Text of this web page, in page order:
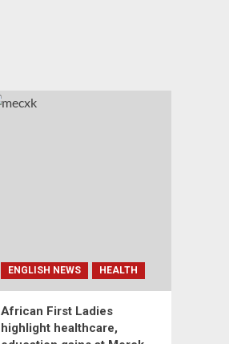
ENGLISH NEWS HEALTH
African First Ladies
highlight healthcare,